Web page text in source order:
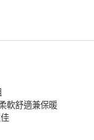
軟舒適兼保暖